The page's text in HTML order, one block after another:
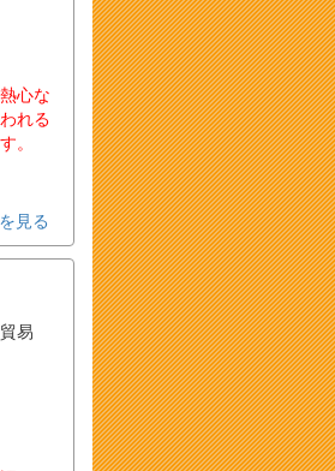
心な
れる
。
見る
貿易